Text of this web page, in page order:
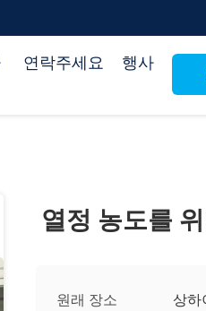
연락주세요 행사
열정 농도를
원래 장소 상하